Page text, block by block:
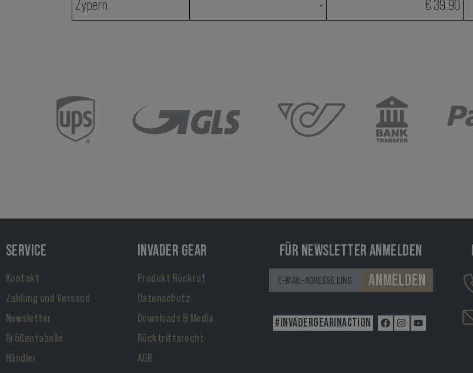
Zypern
- € 39,90
SERVICE
Kontakt
Zahlung und Versand
Newsletter
Größentabelle
Händler
INVADER GEAR
Produkt Rückruf
Datenschutz
Downloads & Media
Rücktrittsrecht
AGB
FÜR NEWSLETTER ANMELDEN
ANMELDEN
#INVADERGEARINACTION